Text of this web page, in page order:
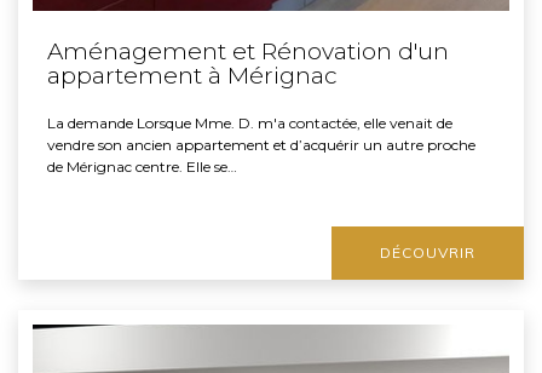
Aménagement et Rénovation d'un
appartement à Mérignac
La demande Lorsque Mme. D. m'a contactée, elle venait de
vendre son ancien appartement et d’acquérir un autre proche
de Mérignac centre. Elle se…
DÉCOUVRIR